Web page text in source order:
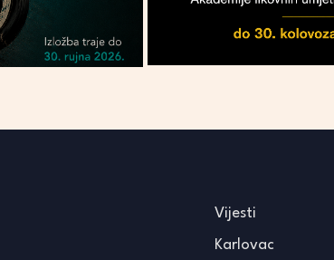
Vijesti
Karlovac